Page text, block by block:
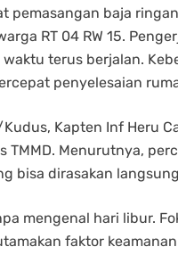
pemasangan baja
RT 04 RW 15.
terus berjalan.
penyelesaian
Kudus, Kapten Inf Heru
Menurutnya,
bisa dirasakan
mengenal hari libur.
faktor